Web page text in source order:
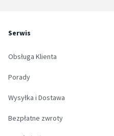
Serwis
Obsługa Klienta
Porady
Wysyłka i Dostawa
Bezpłatne zwroty